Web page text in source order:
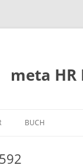
meta HR
BUCH